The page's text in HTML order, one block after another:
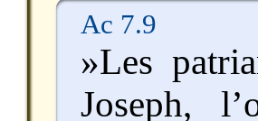
Ac 7.9
»Les
Joseph,